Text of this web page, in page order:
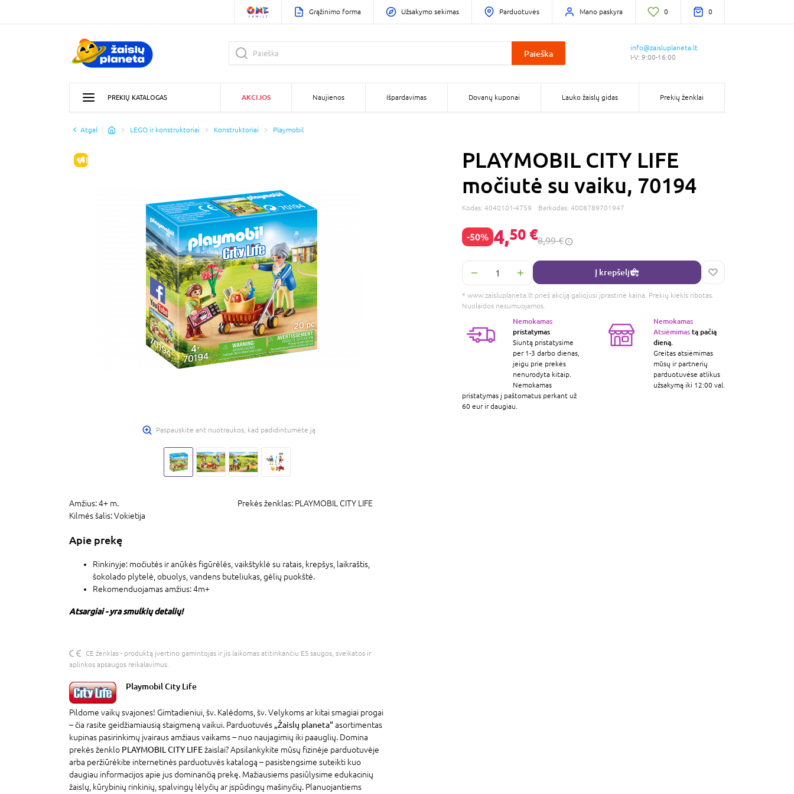
Grąžinimo forma Užsakymo sekimas Parduotuvės Mano paskyra 0 0
Paieška
info@zaisluplaneta.lt
I-V: 9:00-16:00
PREKIŲ KATALOGAS AKCIJOS Naujienos Išpardavimas Dovanų kuponai Lauko žaislų gidas Prekių ženklai
Atgal LEGO ir konstruktoriai Konstruktoriai Playmobil
IŠPARDAVIMAS
Paspauskite ant nuotraukos, kad padidintumėte ją
Amžius:4+ m. Prekės ženklas: PLAYMOBIL CITY LIFE
Kilmės šalis:Vokietija
Apie prekę
Rinkinyje: močiutės ir anūkės figūrėlės, vaikštyklė su ratais, krepšys, laikraštis,
šokolado plytelė, obuolys, vandens buteliukas, gėlių puokštė.
Rekomenduojamas amžius: 4m+
Atsargiai - yra smulkių detalių!
CE ženklas - produktą įvertino gamintojas ir jis laikomas atitinkančiu ES saugos, sveikatos ir
aplinkos apsaugos reikalavimus.
Playmobil City Life
Pildome vaikų svajones! Gimtadieniui, šv. Kalėdoms, šv. Velykoms ar kitai smagiai progai
– čia rasite geidžiamiausią staigmeną vaikui. Parduotuvės „Žaislų planeta“asortimentas
kupinas pasirinkimų įvairaus amžiaus vaikams – nuo naujagimių iki paauglių. Domina
prekės ženklo PLAYMOBIL CITY LIFEžaislai? Apsilankykite mūsų fizinėje parduotuvėje
arba peržiūrėkite internetinės parduotuvės katalogą – pasistengsime suteikti kuo
daugiau informacijos apie jus dominančią prekę. Mažiausiems pasiūlysime edukacinių
žaislų, kūrybinių rinkinių, spalvingų lėlyčių ar įspūdingų mašinyčių. Planuojantiems
PLAYMOBIL CITY LIFE
močiutė su vaiku, 70194
Kodas: 4040101-4759 Barkodas: 4008789701947
-50% 4,50 €8,99 €
Į krepšelį
* www.zaisluplaneta.lt prieš akciją galiojusi įprastinė kaina. Prekių kiekis ribotas.
Nuolaidos nesumuojamos.
Nemokamas
pristatymas
Siuntą pristatysime
per 1-3 darbo dienas,
jeigu prie prekės
nenurodyta kitaip.
Nemokamas
pristatymas į paštomatus perkant už
60 eur ir daugiau.
Nemokamas
Atsiėmimastą pačią
dieną.
Greitas atsiėmimas
mūsų ir partnerių
parduotuvėse atlikus
užsakymą iki 12:00 val.